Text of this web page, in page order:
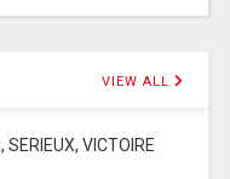
VIEW ALL
SERIEUX, VICTOIRE